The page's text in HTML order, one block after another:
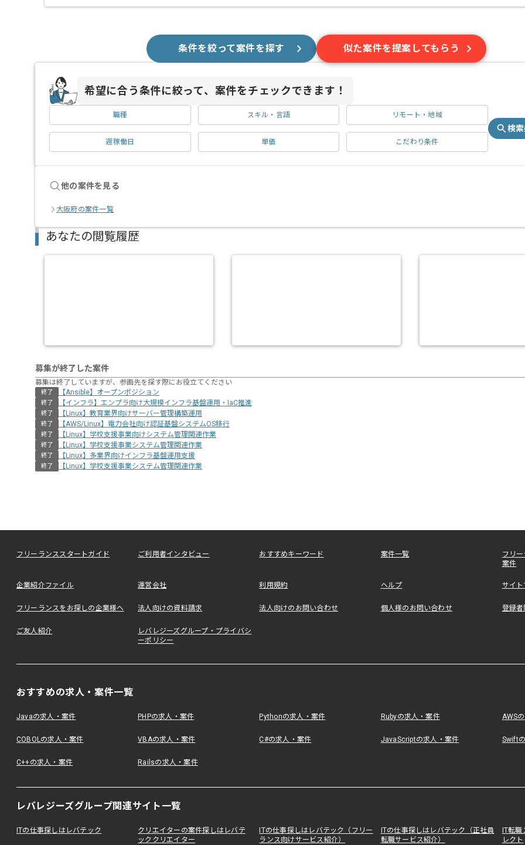
条件を絞って案件を探す 似た案件を提案してもらう
希望に合う条件に絞って、案件をチェックできます！
職種 スキル・言語 リモート・地域
週稼働日 単価 こだわり条件
検
他の案件を見る
大阪府の案件一覧
あなたの閲覧履歴
募集が終了した案件
募集は終了していますが、参画先を探す際にお役立てください
終了 【Ansible】オープンポジション
終了 【インフラ】エンプラ向け大規模インフラ基盤運用・IaC推進
終了 【Linux】教育業界向けサーバー管理構築運用
終了 【AWS/Linux】電力会社向け認証基盤システムOS移行
終了 【Linux】学校支援事業向けシステム管理関連作業
終了 【Linux】学校支援事業システム管理関連作業
終了 【Linux】多業界向けインフラ基盤運用支援
終了 【Linux】学校支援事業システム管理関連作業
フリーランススタートガイド ご利用者インタビュー おすすめキーワード 案件一覧
フリ
案件
企業紹介ファイル 運営会社 利用規約 ヘルプ サイ
フリーランスをお探しの企業様へ 法人向けの資料請求 法人向けのお問い合わせ 個人様のお問い合わせ 登録者
ご友人紹介
レバレジーズグループ・プライバシ
ーポリシー
おすすめの求人・案件一覧
Javaの求人・案件 PHPの求人・案件 Pythonの求人・案件 Rubyの求人・案件 AWS
COBOLの求人・案件 VBAの求人・案件 C#の求人・案件 JavaScriptの求人・案件 Swift
C++の求人・案件 Railsの求人・案件
レバレジーズグループ関連サイト一覧
ITの仕事探しはレバテック
クリエイターの案件探しはレバテ
ッククリエイター
ITの仕事探しはレバテック（フリー
ランス向けサービス紹介）
ITの仕事探しはレバテック（正社員
転職サービス紹介）
IT転
レクト